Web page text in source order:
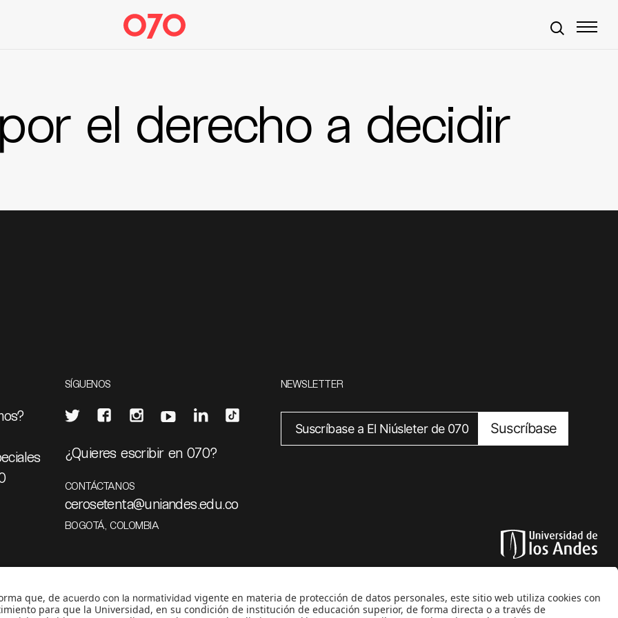
el derecho a decidir
SÍGUENOS
¿Quieres escribir en 070?
CONTÁCTANOS
cerosetenta@uniandes.edu.co
BOGOTÁ, COLOMBIA
NEWSLETTER
Suscríbase